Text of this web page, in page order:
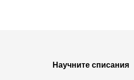
Научните списания